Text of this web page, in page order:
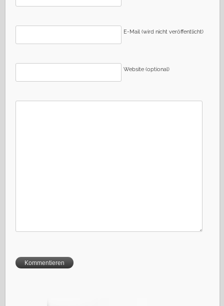
E-Mail (wird nicht veröffentlicht)
Website (optional)